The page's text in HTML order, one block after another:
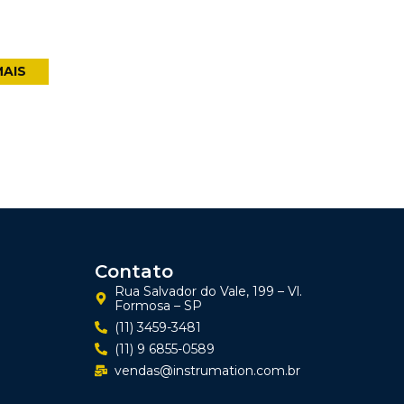
Contato
Rua Salvador do Vale, 199 – Vl.
Formosa – SP
(11) 3459-3481
(11) 9 6855-0589
vendas@instrumation.com.br